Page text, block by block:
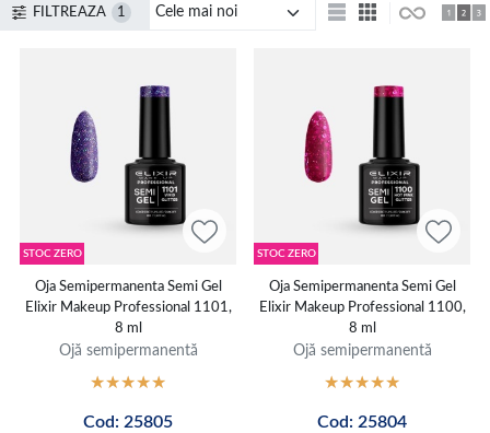
FILTREAZA 1
STOC ZERO
Oja Semipermanenta Semi Gel
Elixir Makeup Professional 1101,
8 ml
Ojă semipermanentă
Cod: 25805
STOC ZERO
Oja Semipermanenta Semi Gel
Elixir Makeup Professional 1100,
8 ml
Ojă semipermanentă
Cod: 25804